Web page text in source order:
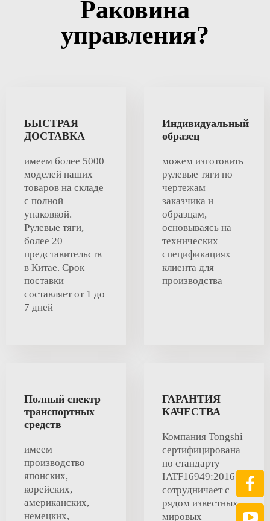
Раковина
управления?
БЫСТРАЯ
ДОСТАВКА
имеем более 5000
моделей наших
товаров на складе
с полной
упаковкой.
Рулевые тяги,
более 20
представительств
в Китае. Срок
поставки
составляет от 1 до
7 дней
Индивидуальный
образец
можем изготовить
рулевые тяги по
чертежам
заказчика и
образцам,
основываясь на
технических
спецификациях
клиента для
производства
Полный спектр
транспортных
средств
имеем
производство
японских,
корейских,
американских,
немецких,
ГАРАНТИЯ
КАЧЕСТВА
Компания Tongshi
сертифицирована
по стандарту
IATF16949:2016 и
сотрудничает с
рядом известных
мировых